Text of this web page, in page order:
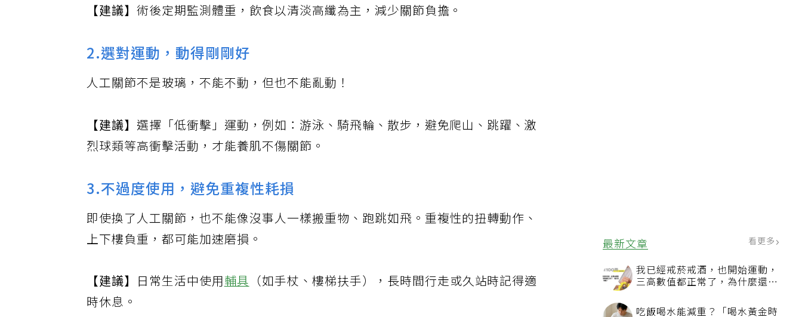
最新文章 看更多
我已經戒菸戒酒，也開始運動，
三高數值都正常了，為什麼還不
【建議】術後定期監測體重，飲食以清淡高纖為主，減少關節負擔。
2.選對運動，動得剛剛好
人工關節不是玻璃，不能不動，但也不能亂動！
【建議】 選擇「低衝擊」運動，例如：游泳、騎飛輪、散步，避免爬山、跳躍、激
烈球類等高衝擊活動，才能養肌不傷關節。
3.不過度使用，避免重複性耗損
即使換了人工關節，也不能像沒事人一樣搬重物、跑跳如飛。重複性的扭轉動作、
上下樓負重，都可能加速磨損。
【建議】 日常生活中使用輔具 （如手杖、樓梯扶手），長時間行走或久站時記得適
時休息。